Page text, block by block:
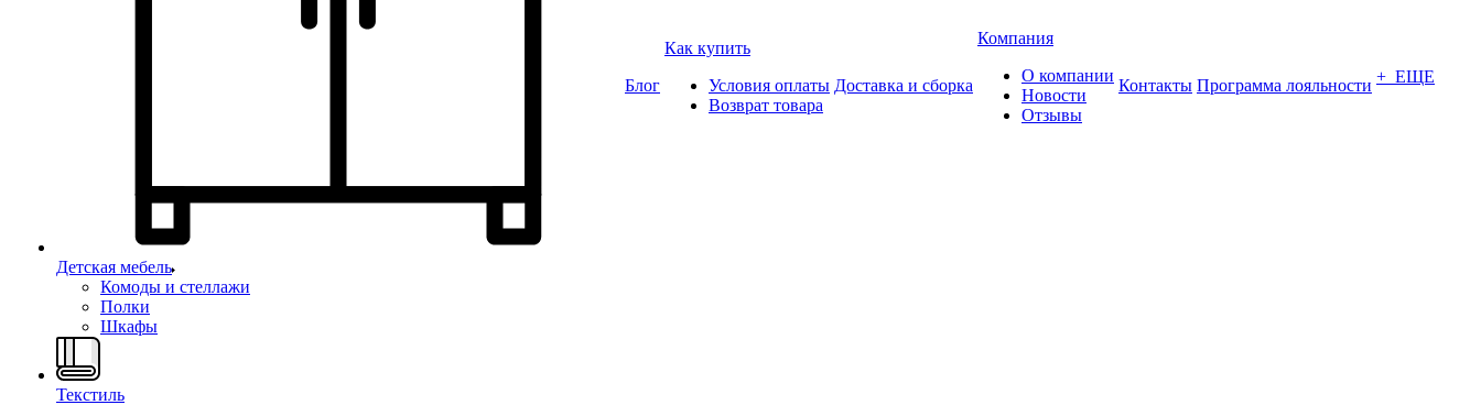
Детская мебель
Комоды и стеллажи
Полки
Шкафы
Текстиль
Блог
Как купить
Условия оплаты
Возврат товара
Доставка и сборка
Компания
О компании
Новости
Отзывы
Контакты Программа лояльности + ЕЩЕ